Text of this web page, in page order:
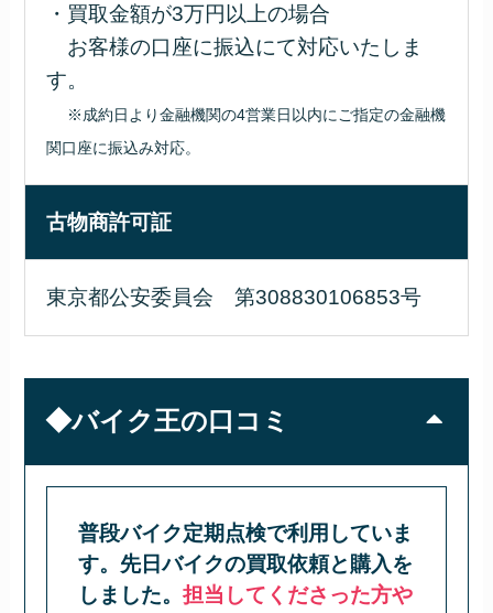
・買取金額が3万円以上の場合
お客様の口座に振込にて対応いたしま
す。
※成約日より金融機関の4営業日以内にご指定の金融機
関口座に振込み対応。
古物商許可証
東京都公安委員会 第308830106853号
◆バイク王の口コミ
普段バイク定期点検で利用していま
す。先日バイクの買取依頼と購入を
しました。担当してくださった方や